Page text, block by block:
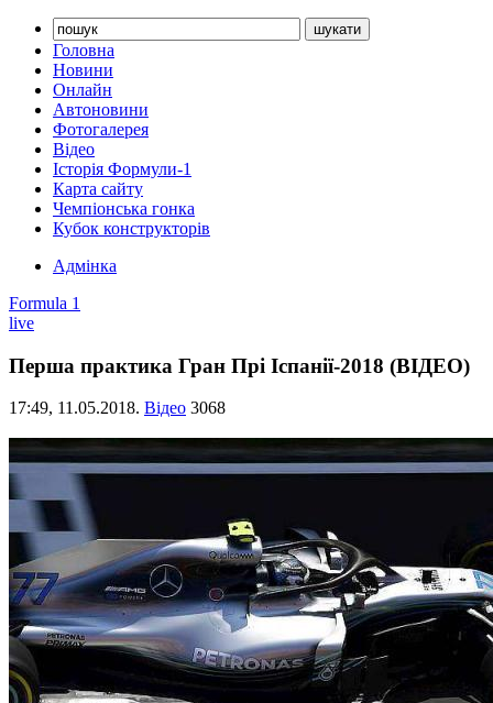
Головна
Новини
Онлайн
Автоновини
Фотогалерея
Відео
Історія Формули-1
Карта сайту
Чемпіонська гонка
Кубок конструкторів
Адмінка
Formula 1
live
Перша практика Гран Прі Іспанії-2018 (ВІДЕО)
17:49, 11.05.2018. Відео 3068